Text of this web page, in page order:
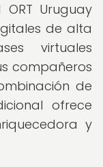
Uruguay
de alta
virtuales
compañeros
de
ofrece
y